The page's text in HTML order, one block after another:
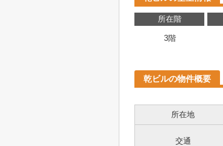
所在階
3階
乾ビルの物件概要
所在地
交通